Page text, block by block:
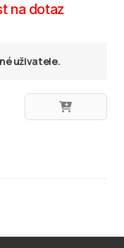
na dotaz
uživatele.